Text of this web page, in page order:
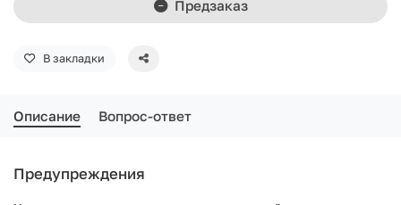
Предзаказ
В закладки
Описание Вопрос-ответ
Предупреждения